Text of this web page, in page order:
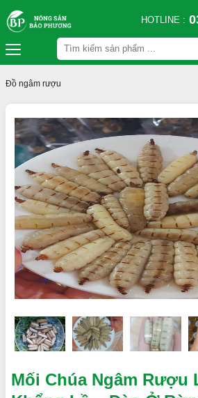
HOTLINE :
Đồ ngâm rượu
Mối Chúa Ngâm Rượu